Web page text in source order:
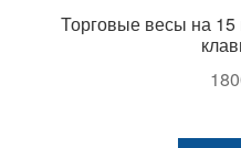
Торговые весы на 15